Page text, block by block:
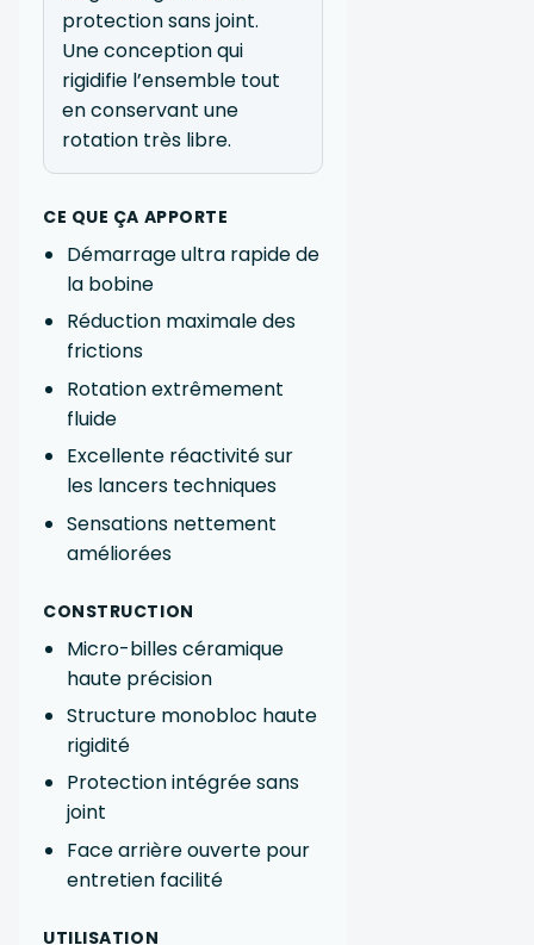
protection sans joint.
Une conception qui
rigidifie l’ensemble tout
en conservant une
rotation très libre.
CE QUE ÇA APPORTE
Démarrage ultra rapide de
la bobine
Réduction maximale des
frictions
Rotation extrêmement
fluide
Excellente réactivité sur
les lancers techniques
Sensations nettement
améliorées
CONSTRUCTION
Micro-billes céramique
haute précision
Structure monobloc haute
rigidité
Protection intégrée sans
joint
Face arrière ouverte pour
entretien facilité
UTILISATION